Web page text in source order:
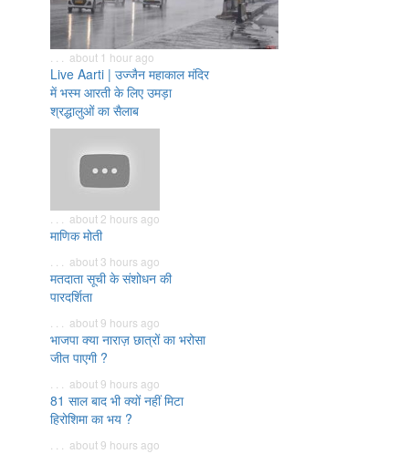
. . . about 1 hour ago
Live Aarti | उज्जैन महाकाल मंदिर
में भस्म आरती के लिए उमड़ा
श्रद्धालुओं का सैलाब
. . . about 2 hours ago
माणिक मोती
. . . about 3 hours ago
मतदाता सूची के संशोधन की
पारदर्शिता
. . . about 9 hours ago
भाजपा क्या नाराज़ छात्रों का भरोसा
जीत पाएगी ?
. . . about 9 hours ago
81 साल बाद भी क्यों नहीं मिटा
हिरोशिमा का भय ?
. . . about 9 hours ago